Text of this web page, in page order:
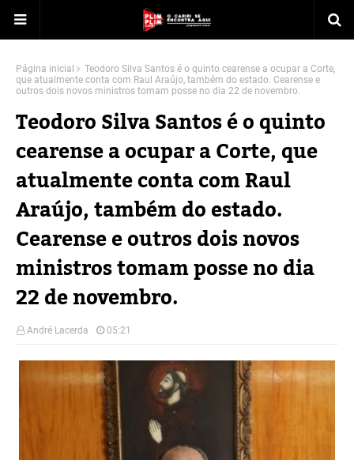
Página inicial
Teodoro Silva Santos é o quinto cearense a ocupar a Corte,
que atualmente conta com Raul Araújo, também do estado. Cearense e
outros dois novos ministros tomam posse no dia 22 de novembro.
Teodoro Silva Santos é o quinto
cearense a ocupar a Corte, que
atualmente conta com Raul
Araújo, também do estado.
Cearense e outros dois novos
ministros tomam posse no dia
22 de novembro.
André Lacerda 05:21